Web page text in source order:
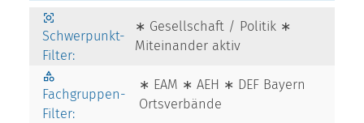
Schwerpunkt-
Filter:
∗ Gesellschaft / Politik ∗
Miteinander aktiv
Fachgruppen-
Filter:
∗ EAM ∗ AEH ∗ DEF Bayern
Ortsverbände